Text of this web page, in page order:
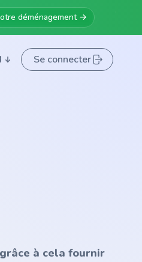
déménagement →
Se connecter
à cela fournir